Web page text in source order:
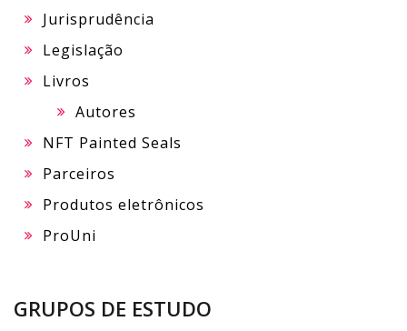
Jurisprudência
Legislação
Livros
Autores
NFT Painted Seals
Parceiros
Produtos eletrônicos
ProUni
GRUPOS DE ESTUDO